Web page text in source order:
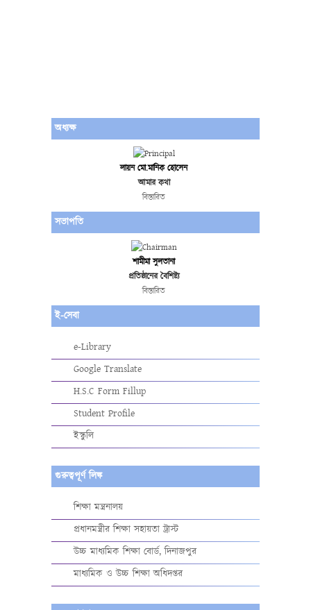
অধ্যক্ষ
লায়ন মো.মানিক হোসেন
আমার কথা
বিস্তারিত
সভাপতি
শামীমা সুলতানা
প্রতিষ্ঠানের বৈশিষ্ট্য
বিস্তারিত
ই-সেবা
e-Library
Google Translate
H.S.C Form Fillup
Student Profile
ইস্কুলি
গুরুত্বপূর্ণ লিঙ্ক
শিক্ষা মন্ত্রনালয়
প্রধানমন্ত্রীর শিক্ষা সহায়তা ট্রাস্ট
উচ্চ মাধ্যমিক শিক্ষা বোর্ড, দিনাজপুর
মাধ্যমিক ও উচ্চ শিক্ষা অধিদপ্তর